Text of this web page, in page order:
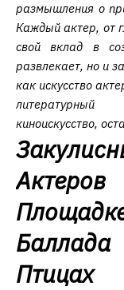
размышления о
Каждый актер, от
свой вклад в
развлекает, но и
как искусство
киноискусство,
Птицах